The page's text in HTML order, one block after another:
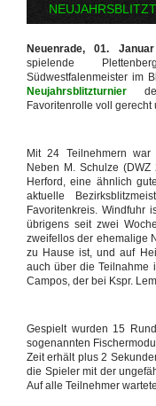
Neuenrade, 01.
spielende
Südwestfalenmeister im
Neujahrsblitzturnier der
Favoritenrolle voll
Mit 24 Teilnehmern war
Neben M. Schulze
Herford, eine ähnlich
aktuelle
Favoritenkreis. Windfuhr
übrigens seit zwei
zweifellos der ehemalige
zu Hause ist, und auf
auch über die Teilnahme
Campos, der bei Kspr.
Gespielt wurden 15
sogenannten
Zeit erhält plus 2
die Spieler mit der
Auf alle Teilnehmer